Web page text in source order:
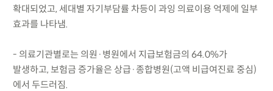
확대되었고, 세대별 자기부담률 차등이 과잉 의료이용 억제에 일부
효과를 나타냄.
- 의료기관별로는 의원·병원에서 지급보험금의 64.0%가
발생하고, 보험금 증가율은 상급·종합병원(고액 비급여진료 중심)
에서 두드러짐.